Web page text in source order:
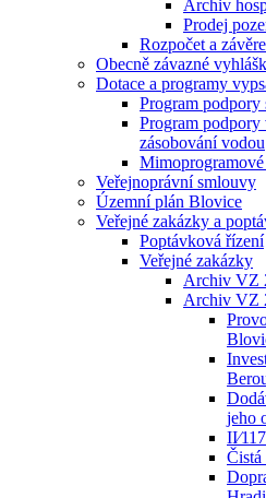
Archiv
Prodej
Rozpočet a
Obecně závazné
Dotace a programy
Program podpory
Program
zásobování vodou
Mimoprogramové
Veřejnoprávní smlouvy
Územní plán Blovice
Veřejné zakázky a
Poptávková řízení
Veřejné zakázky
Archiv VZ
Archiv VZ
jeho
Čistá